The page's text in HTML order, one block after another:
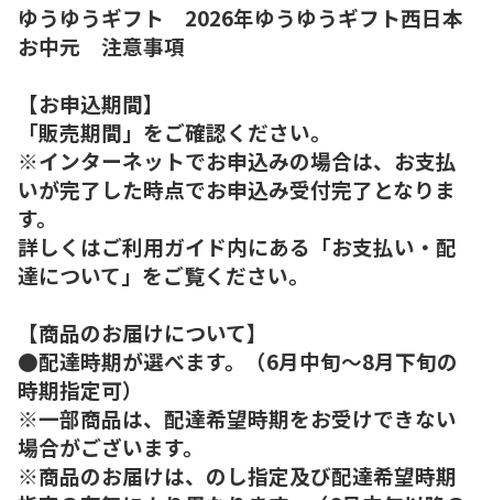
ゆうゆうギフト 2026年ゆうゆうギフト西日本
お中元 注意事項
【お申込期間】
「販売期間」をご確認ください。
※インターネットでお申込みの場合は、お支払
いが完了した時点でお申込み受付完了となりま
す。
詳しくはご利用ガイド内にある「お支払い・配
達について」をご覧ください。
【商品のお届けについて】
●配達時期が選べます。（6月中旬～8月下旬の
時期指定可）
※一部商品は、配達希望時期をお受けできない
場合がございます。
※商品のお届けは、のし指定及び配達希望時期